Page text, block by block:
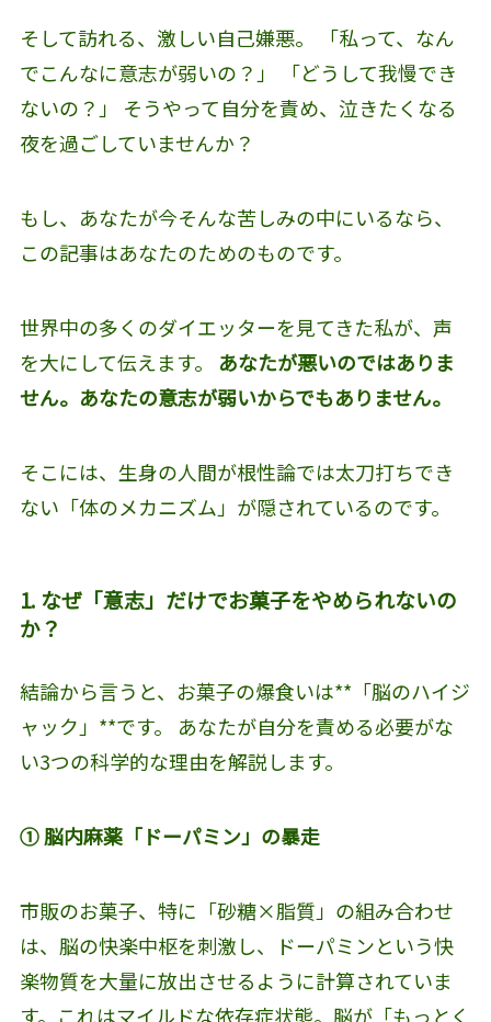
そして訪れる、激しい自己嫌悪。 「私って、なん
でこんなに意志が弱いの？」 「どうして我慢でき
ないの？」 そうやって自分を責め、泣きたくなる
夜を過ごしていませんか？
もし、あなたが今そんな苦しみの中にいるなら、
この記事はあなたのためのものです。
世界中の多くのダイエッターを見てきた私が、声
を大にして伝えます。 あなたが悪いのではありま
せん。あなたの意志が弱いからでもありません。
そこには、生身の人間が根性論では太刀打ちでき
ない「体のメカニズム」が隠されているのです。
1. なぜ「意志」だけでお菓子をやめられないの
か？
結論から言うと、お菓子の爆食いは**「脳のハイジ
ャック」**です。 あなたが自分を責める必要がな
い3つの科学的な理由を解説します。
① 脳内麻薬「ドーパミン」の暴走
市販のお菓子、特に「砂糖×脂質」の組み合わせ
は、脳の快楽中枢を刺激し、ドーパミンという快
楽物質を大量に放出させるように計算されていま
す。これはマイルドな依存症状態。脳が「もっとく